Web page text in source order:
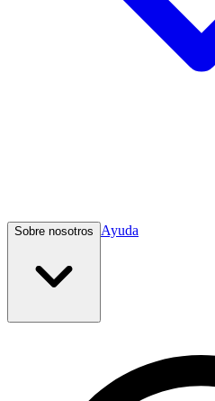
Sobre nosotros Ayuda